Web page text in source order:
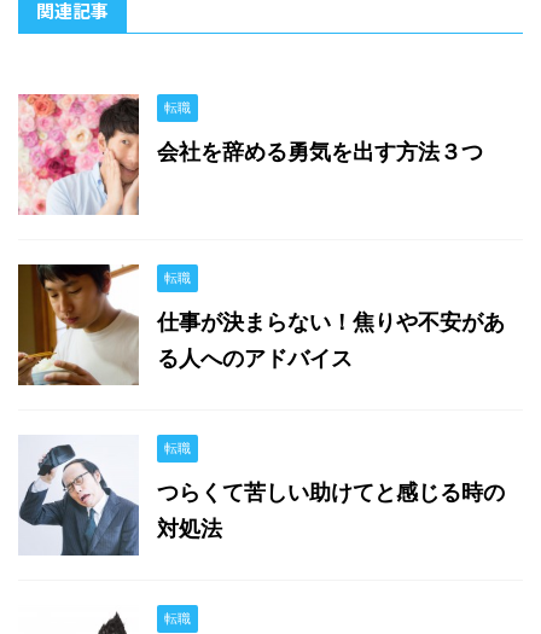
関連記事
転職
会社を辞める勇気を出す方法３つ
転職
仕事が決まらない！焦りや不安があ
る人へのアドバイス
転職
つらくて苦しい助けてと感じる時の
対処法
転職